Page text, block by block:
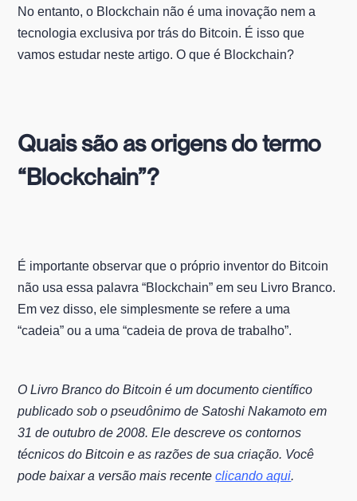
No entanto, o Blockchain não é uma inovação nem a
tecnologia exclusiva por trás do Bitcoin. É isso que
vamos estudar neste artigo. O que é Blockchain?
Quais são as origens do termo
“Blockchain”?
É importante observar que o próprio inventor do Bitcoin
não usa essa palavra “Blockchain” em seu Livro Branco.
Em vez disso, ele simplesmente se refere a uma
“cadeia” ou a uma “cadeia de prova de trabalho”.
O Livro Branco do Bitcoin é um documento científico
publicado sob o pseudônimo de Satoshi Nakamoto em
31 de outubro de 2008. Ele descreve os contornos
técnicos do Bitcoin e as razões de sua criação. Você
pode baixar a versão mais recenteclicando aqui.